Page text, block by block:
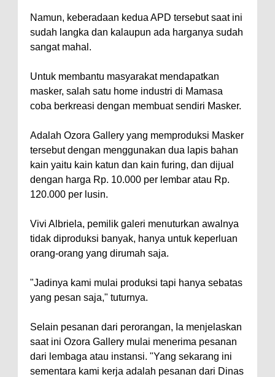
Namun, keberadaan kedua APD tersebut saat ini
sudah langka dan kalaupun ada harganya sudah
sangat mahal.
Untuk membantu masyarakat mendapatkan
masker, salah satu home industri di Mamasa
coba berkreasi dengan membuat sendiri Masker.
Adalah Ozora Gallery yang memproduksi Masker
tersebut dengan menggunakan dua lapis bahan
kain yaitu kain katun dan kain furing, dan dijual
dengan harga Rp. 10.000 per lembar atau Rp.
120.000 per lusin.
Vivi Albriela, pemilik galeri menuturkan awalnya
tidak diproduksi banyak, hanya untuk keperluan
orang-orang yang dirumah saja.
"Jadinya kami mulai produksi tapi hanya sebatas
yang pesan saja," tuturnya.
Selain pesanan dari perorangan, Ia menjelaskan
saat ini Ozora Gallery mulai menerima pesanan
dari lembaga atau instansi. "Yang sekarang ini
sementara kami kerja adalah pesanan dari Dinas